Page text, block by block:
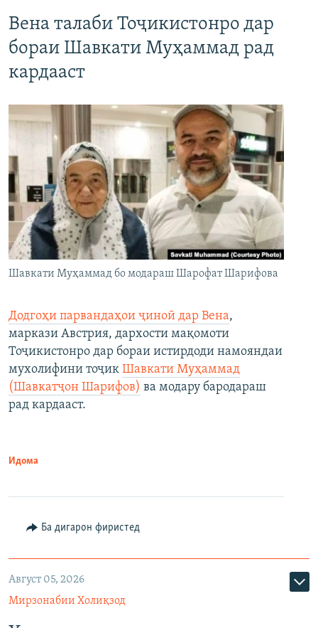
Вена талаби Тоҷикистонро дар
бораи Шавкати Муҳаммад рад
кардааст
Шавкати Муҳаммад бо модараш Шарофат Шарифова
Додгоҳи парвандаҳои ҷиноӣ дар Вена,
маркази Австрия, дархости мақомоти
Тоҷикистонро дар бораи истирдоди намояндаи
мухолифини тоҷик Шавкати Муҳаммад
(Шавкатҷон Шарифов) ва модару бародараш
рад кардааст.
Идома
Ба дигарон фиристед
Август 05, 2026
Мирзонабии Холиқзод